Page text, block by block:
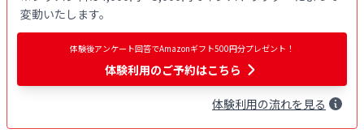
変動いたします。
体験後アンケート回答でAmazonギフト500円分プレゼント！
体験利用のご予約はこちら
体験利用の流れを見る